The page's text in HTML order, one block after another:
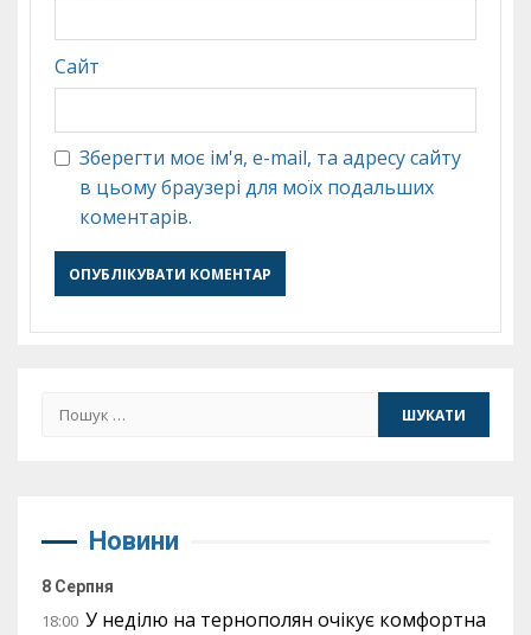
Сайт
Зберегти моє ім'я, e-mail, та адресу сайту
в цьому браузері для моїх подальших
коментарів.
Пошук:
Новини
8 Серпня
18:00 У неділю на тернополян очікує комфортна